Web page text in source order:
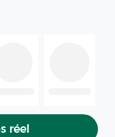
réel